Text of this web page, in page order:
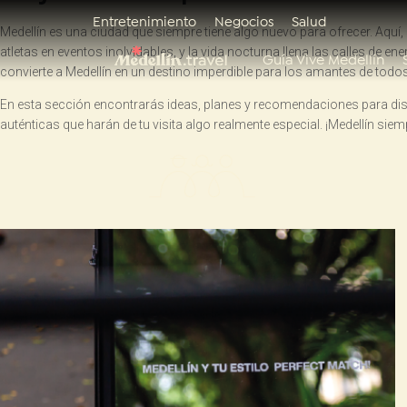
Entretenimiento Negocios Salud
Guía Vive Medellín
Medellín es una ciudad que siempre tiene algo nuevo para ofrecer.
atletas en eventos inolvidables, y la vida nocturna llena las calles de
convierte a Medellín en un destino imperdible para los amantes de
En esta sección encontrarás ideas, planes y recomendaciones para
auténticas que harán de tu visita algo realmente especial. ¡Medellín